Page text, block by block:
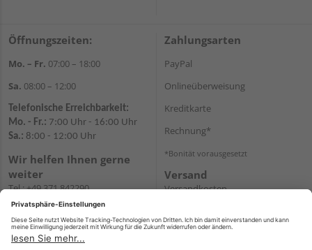
Öffnungszeiten:
Mo. – Fr. 07:00 – 18:00
Sa. 08:00 – 12:00
Telefonische Erreichbarkeit:
Mo. - Fr.: 7:00 Uhr - 16:00 Uhr
Sa.: 8:00 - 12:00 Uhr
Wir helfen Ihnen gerne
weiter
Tel.:+49 371 842290
E-
WhatsApp
Zahlungsarten
PayPal
Onlineüberweisung
Kreditkarte
Rechnung*
*Bonität vorausgesetzt
Versand
Versandkosten